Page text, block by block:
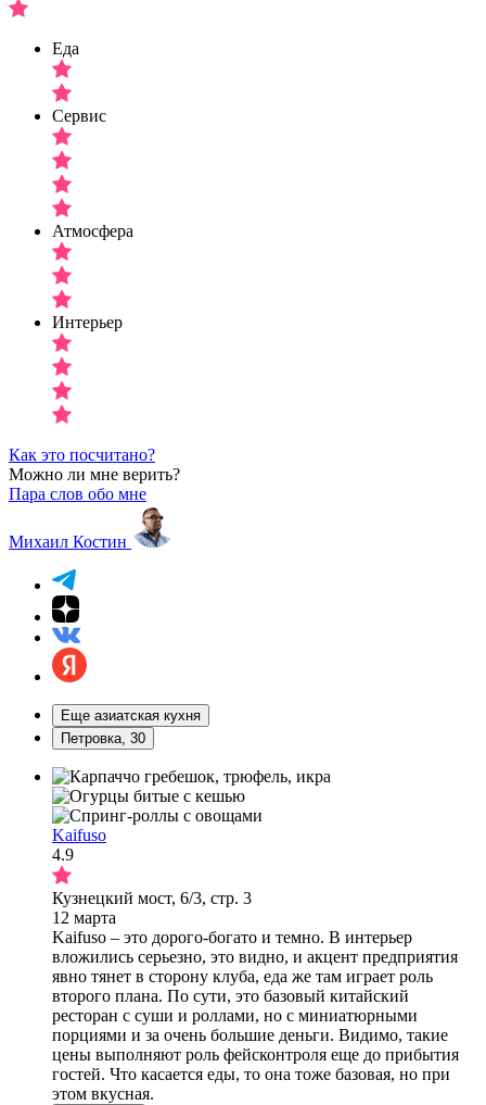
Еда
Сервис
Атмосфера
Интерьер
Как это посчитано?
Можно ли мне верить?
Пара слов обо мне
Михаил Костин
Еще азиатская кухня
Петровка, 30
Kaifuso
4.9
Кузнецкий мост, 6/3, стр. 3
12 марта
Kaifuso – это дорого-богато и темно. В интерьер
вложились серьезно, это видно, и акцент предприятия
явно тянет в сторону клуба, еда же там играет роль
второго плана. По сути, это базовый китайский
ресторан с суши и роллами, но с миниатюрными
порциями и за очень большие деньги. Видимо, такие
цены выполняют роль фейсконтроля еще до прибытия
гостей. Что касается еды, то она тоже базовая, но при
этом вкусная.